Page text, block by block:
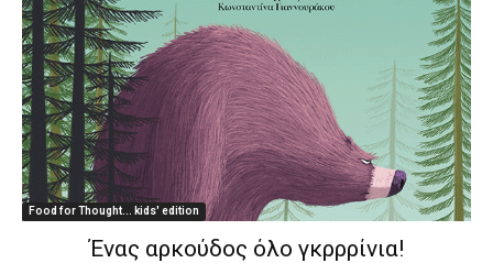
Food for Thought... kids' edition
Ένας αρκούδος όλο γκρρρίνια!